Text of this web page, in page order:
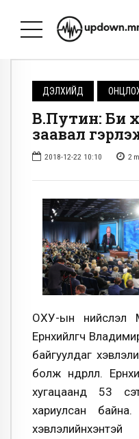
ДЭЛХИЙД
В.Путин: Би
заавал
2018-12-22 10:10 2
ОХУ-ын нийслэл
Ерөнхийлөгч
байгуулдаг
болж өндөрлөлөө.
хугацаанд 53
хариулсан